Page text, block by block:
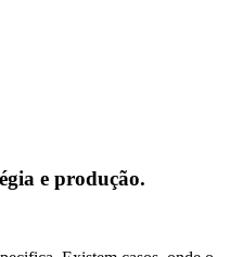
e produção.